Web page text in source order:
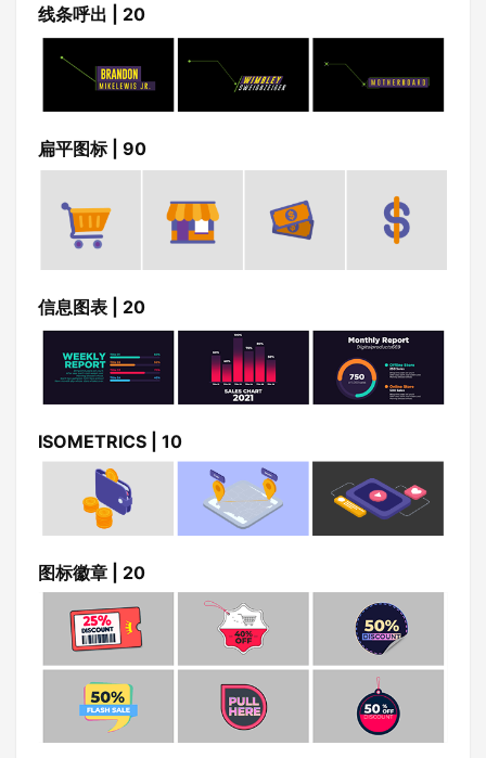
线条呼出 | 20
扁平图标 | 90
信息图表 | 20
ISOMETRICS | 10
图标徽章 | 20